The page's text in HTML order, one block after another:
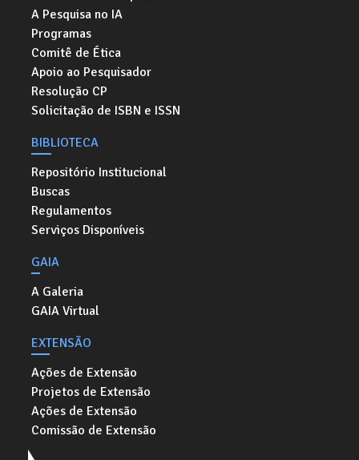
A Pesquisa no IA
Programas
Comitê de Ética
Apoio ao Pesquisador
Resolução CP
Solicitação de ISBN e ISSN
BIBLIOTECA
Repositório Institucional
Buscas
Regulamentos
Serviços Disponíveis
GAIA
A Galeria
GAIA Virtual
EXTENSÃO
Ações de Extensão
Projetos de Extensão
Ações de Extensão
Comissão de Extensão